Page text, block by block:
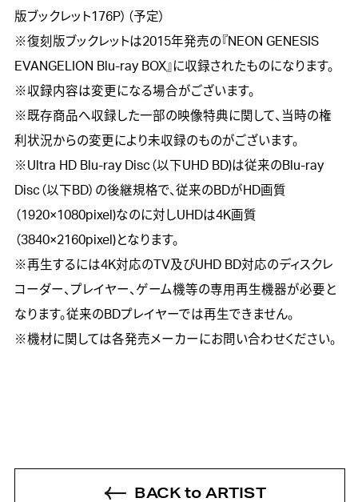
版ブックレット176P）（予定）
※復刻版ブックレットは2015年発売の『NEON GENESIS
EVANGELION Blu-ray BOX』に収録されたものになります。
※収録内容は変更になる場合がございます。
※既存商品へ収録した一部の映像特典に関して、当時の権
利状況からの変更により未収録のものがございます。
※Ultra HD Blu-ray Disc（以下UHD BD)は従来のBlu-ray
Disc（以下BD）の後継規格で、従来のBDがHD画質
（1920×1080pixel)なのに対しUHDは4K画質
（3840×2160pixel)となります。
※再生するには4K対応のTV及びUHD BD対応のディスクレ
コーダー、プレイヤー、ゲーム機等の専用再生機器が必要と
なります。従来のBDプレイヤーでは再生できません。
BACK to ARTIST